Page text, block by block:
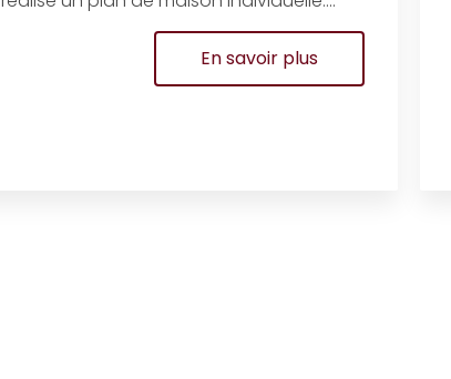
En savoir plus